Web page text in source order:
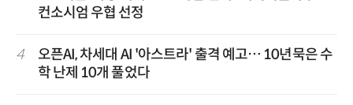
컨소시엄 우협 선정
4
오픈AI, 차세대 AI '아스트라' 출격 예고… 10년묵은 수
학 난제 10개 풀었다